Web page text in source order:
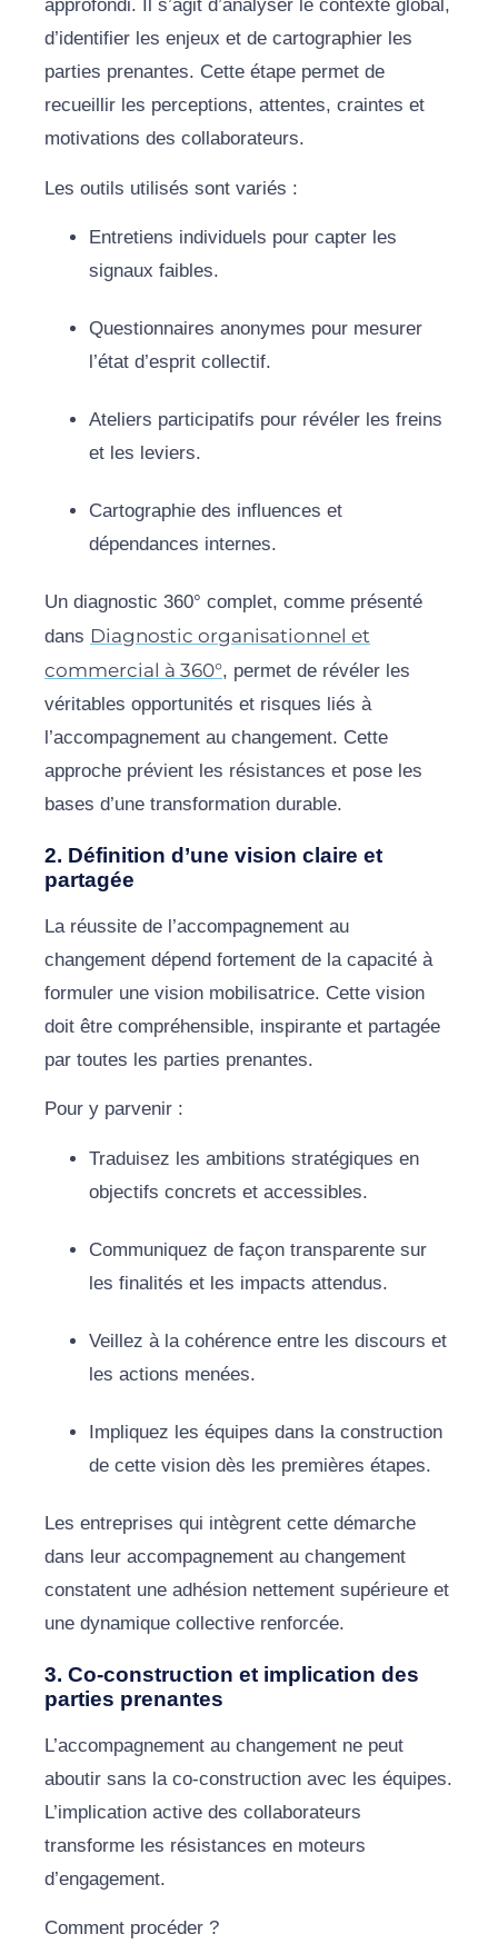
approfondi. Il s’agit d’analyser le contexte global,
d’identifier les enjeux et de cartographier les
parties prenantes. Cette étape permet de
recueillir les perceptions, attentes, craintes et
motivations des collaborateurs.
Les outils utilisés sont variés :
Entretiens individuels pour capter les
signaux faibles.
Questionnaires anonymes pour mesurer
l’état d’esprit collectif.
Ateliers participatifs pour révéler les freins
et les leviers.
Cartographie des influences et
dépendances internes.
Un diagnostic 360° complet, comme présenté
dans Diagnostic organisationnel et
commercial à 360°, permet de révéler les
véritables opportunités et risques liés à
l’accompagnement au changement. Cette
approche prévient les résistances et pose les
bases d’une transformation durable.
2. Définition d’une vision claire et
partagée
La réussite de l’accompagnement au
changement dépend fortement de la capacité à
formuler une vision mobilisatrice. Cette vision
doit être compréhensible, inspirante et partagée
par toutes les parties prenantes.
Pour y parvenir :
Traduisez les ambitions stratégiques en
objectifs concrets et accessibles.
Communiquez de façon transparente sur
les finalités et les impacts attendus.
Veillez à la cohérence entre les discours et
les actions menées.
Impliquez les équipes dans la construction
de cette vision dès les premières étapes.
Les entreprises qui intègrent cette démarche
dans leur accompagnement au changement
constatent une adhésion nettement supérieure et
une dynamique collective renforcée.
3. Co-construction et implication des
parties prenantes
L’accompagnement au changement ne peut
aboutir sans la co-construction avec les équipes.
L’implication active des collaborateurs
transforme les résistances en moteurs
d’engagement.
Comment procéder ?